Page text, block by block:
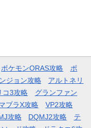
ポケモンORAS攻略
ポ
ジョン攻略
アルトネリ
コ3攻略
グランファン
ブラX攻略
VP2攻略
攻略 DQMJ2攻略
テ